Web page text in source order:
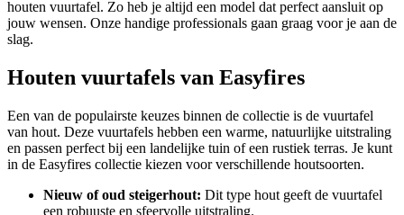
houten vuurtafel. Zo heb je altijd een model dat perfect aansluit op
jouw wensen. Onze handige professionals gaan graag voor je aan de
slag.
Houten vuurtafels van Easyfires
Een van de populairste keuzes binnen de collectie is de vuurtafel
van hout. Deze vuurtafels hebben een warme, natuurlijke uitstraling
en passen perfect bij een landelijke tuin of een rustiek terras. Je kunt
in de Easyfires collectie kiezen voor verschillende houtsoorten.
Nieuw of oud steigerhout: Dit type hout geeft de vuurtafel
een robuuste en sfeervolle uitstraling.